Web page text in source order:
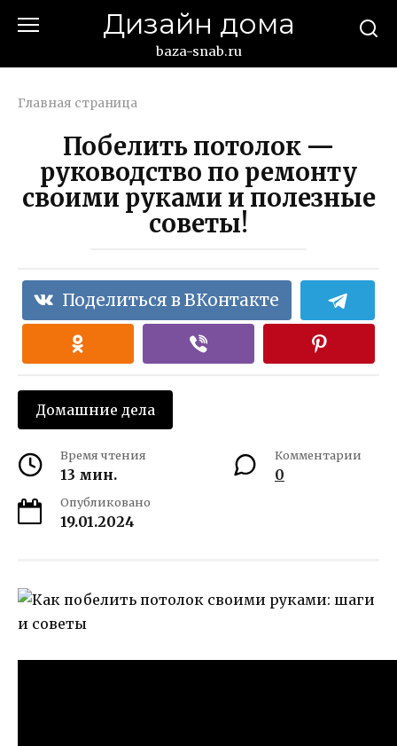
Дизайн дома
baza-snab.ru
Главная страница
Побелить потолок —
руководство по ремонту
своими руками и полезные
советы!
Поделиться в ВКонтакте
Домашние дела
Время чтения
13 мин.
Комментарии
0
Опубликовано
19.01.2024